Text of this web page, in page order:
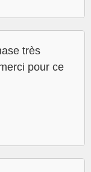
très
pour ce